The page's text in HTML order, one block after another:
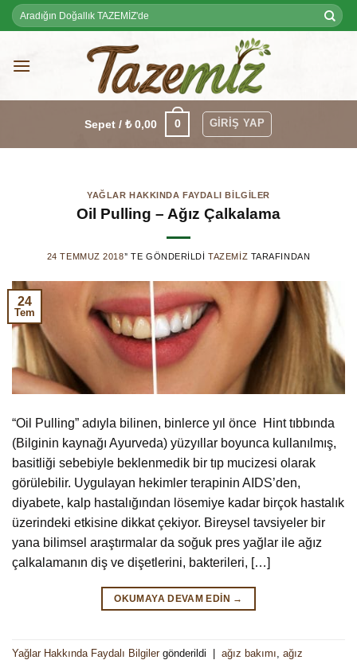
Skip
to
Ara:
Sepet / ₺0,00 0 GIRIŞ YAP
YAĞLAR HAKKINDA FAYDALI BILGILER
Oil Pulling – Ağız Çalkalama
24 TEMMUZ 2018’' TE GÖNDERILDI TAZEMIZ TARAFINDAN
24
Tem
“Oil Pulling” adıyla bilinen, binlerce yıl önce Hint tıbbında
(Bilginin kaynağı Ayurveda) yüzyıllar boyunca kullanılmış,
basitliği sebebiyle beklenmedik bir tıp mucizesi olarak
görülebilir. Uygulayan hekimler terapinin AIDS’den,
diyabete, kalp hastalığından lösemiye kadar birçok hastalık
üzerindeki etkisine dikkat çekiyor. Bireysel tavsiyeler bir
yana bilimsel araştırmalar da soğuk pres yağlar ile ağız
çalkalamanın diş ve dişetlerini, bakterileri, […]
OKUMAYA DEVAM EDIN →
Yağlar Hakkında Faydalı Bilgilergönderildi ağız bakımı ağız